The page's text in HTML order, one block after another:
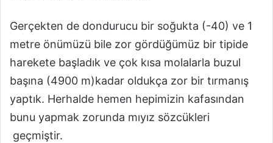
Gerçekten de dondurucu bir soğukta (-40) ve 1
metre önümüzü bile zor gördüğümüz bir tipide
harekete başladık ve çok kısa molalarla buzul
başına (4900 m)kadar oldukça zor bir tırmanış
yaptık. Herhalde hemen hepimizin kafasından
bunu yapmak zorunda mıyız sözcükleri
geçmiştir.